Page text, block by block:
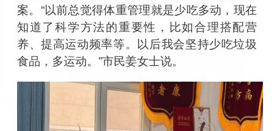
案。 “以前总觉得体重管理就是少吃多动，现在
知道了科学方法的重要性，比如合理搭配营
养、提高运动频率等。以后我会坚持少吃垃圾
食品，多运动。 ”市民姜女士说。